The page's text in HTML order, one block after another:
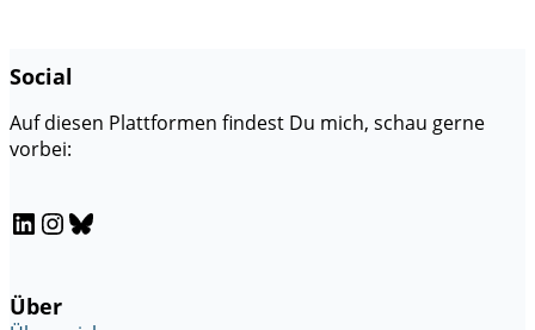
Social
Auf diesen Plattformen findest Du mich, schau gerne
vorbei:
LinkedIn InstagramBluesky
Über